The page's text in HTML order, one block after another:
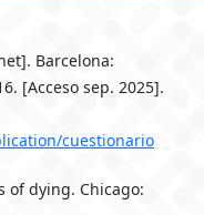
Barcelona:
[Acceso sep. 2025].
cuestionario
of dying. Chicago: